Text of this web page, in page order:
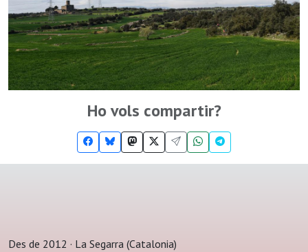
Ho vols compartir?
Des de 2012 · La Segarra (Catalonia)